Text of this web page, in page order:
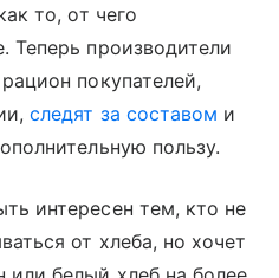
то, от чего
Теперь производители
покупателей,
следят за составом и
пользу.
интересен тем, кто не
от хлеба, но хочет